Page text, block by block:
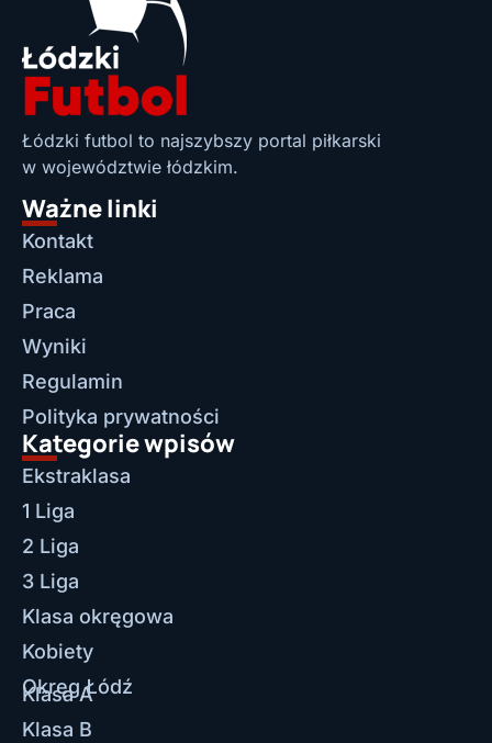
Łódzki futbol to najszybszy portal piłkarski
w województwie łódzkim.
Ważne linki
Kontakt
Reklama
Praca
Wyniki
Regulamin
Polityka prywatności
Kategorie wpisów
Ekstraklasa
1 Liga
2 Liga
3 Liga
Klasa okręgowa
Kobiety
Okręg Łódź
Klasa A
Klasa B